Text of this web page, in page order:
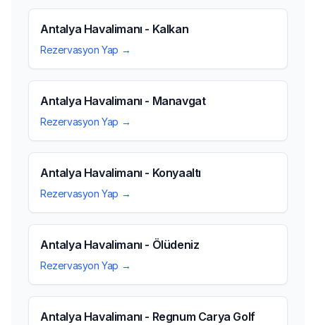
Antalya Havalimanı - Kalkan
Rezervasyon Yap →
Antalya Havalimanı - Manavgat
Rezervasyon Yap →
Antalya Havalimanı - Konyaaltı
Rezervasyon Yap →
Antalya Havalimanı - Ölüdeniz
Rezervasyon Yap →
Antalya Havalimanı - Regnum Carya Golf